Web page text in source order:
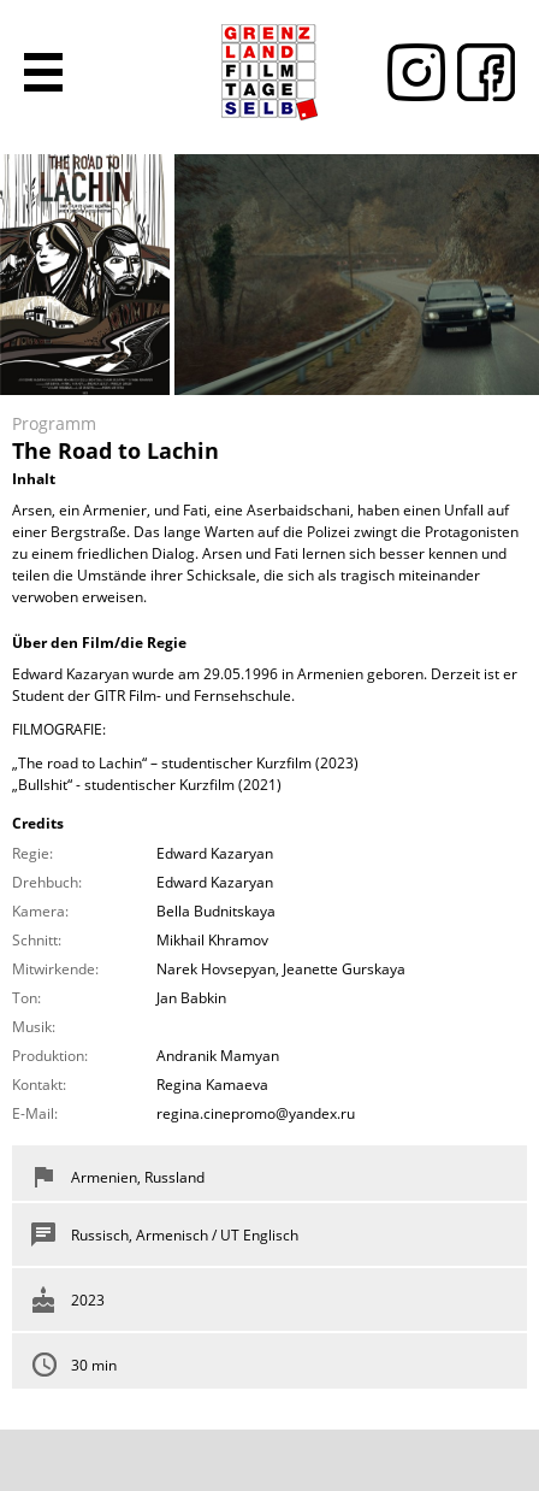
Programm
The Road to Lachin
Inhalt
Arsen, ein Armenier, und Fati, eine Aserbaidschani, haben einen Unfall auf
einer Bergstraße. Das lange Warten auf die Polizei zwingt die Protagonisten
zu einem friedlichen Dialog. Arsen und Fati lernen sich besser kennen und
teilen die Umstände ihrer Schicksale, die sich als tragisch miteinander
verwoben erweisen.
Über den Film/die Regie
Edward Kazaryan wurde am 29.05.1996 in Armenien geboren. Derzeit ist er
Student der GITR Film- und Fernsehschule.
FILMOGRAFIE:
„The road to Lachin“ – studentischer Kurzfilm (2023)
„Bullshit“ - studentischer Kurzfilm (2021)
Credits
Regie:
Edward Kazaryan
Drehbuch:
Edward Kazaryan
Kamera:
Bella Budnitskaya
Schnitt:
Mikhail Khramov
Mitwirkende:
Narek Hovsepyan, Jeanette Gurskaya
Ton:
Jan Babkin
Musik:
Produktion:
Andranik Mamyan
Kontakt:
Regina Kamaeva
E-Mail:
regina.cinepromo@yandex.ru
Armenien, Russland
Russisch, Armenisch / UT Englisch
2023
30 min